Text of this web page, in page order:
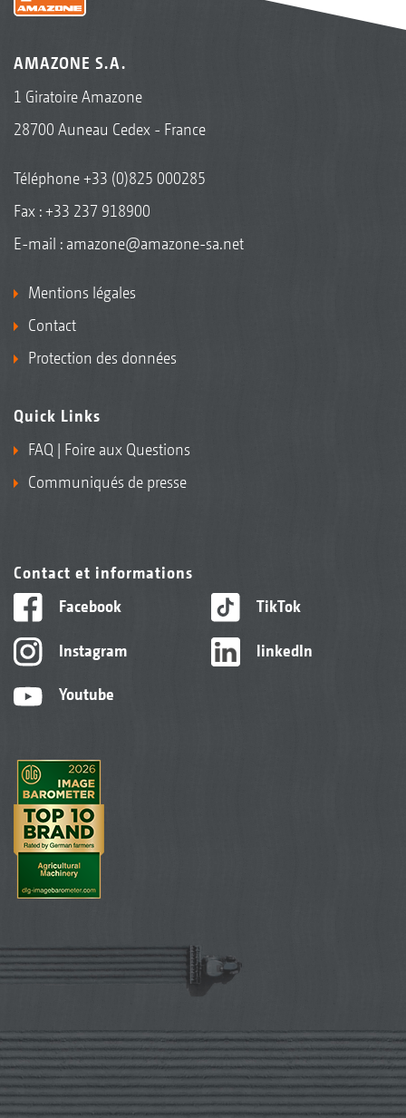
AMAZONE S.A.
1 Giratoire Amazone
28700 Auneau Cedex - France
Téléphone+33 (0)825 000285
Fax : +33 237 918900
E-mail : amazone@amazone-sa.net
Mentions légales
Contact
Protection des données
Quick Links
FAQ | Foire aux Questions
Communiqués de presse
Contact et informations
Facebook
Instagram
Youtube
TikTok
linkedIn